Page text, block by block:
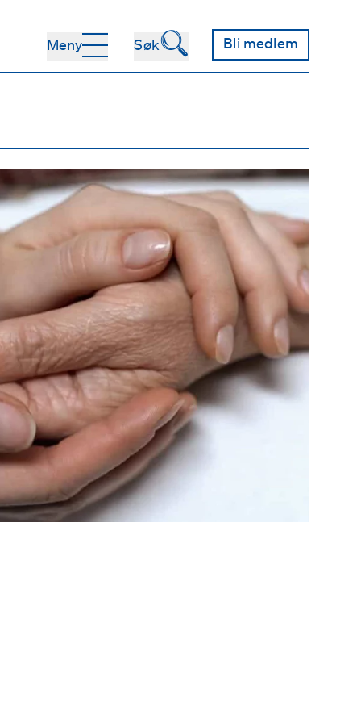
Meny Søk🔍 Bli medlem